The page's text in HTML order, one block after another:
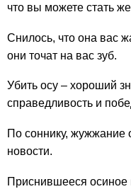
что вы можете стать
Снилось, что она вас
они точат на вас зуб.
Убить осу – хороший
справедливость и
По соннику,
новости.
Приснившееся осиное